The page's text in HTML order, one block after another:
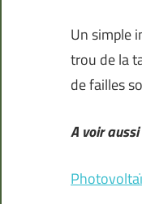
Un simple
trou de la
de failles
A voir aussi